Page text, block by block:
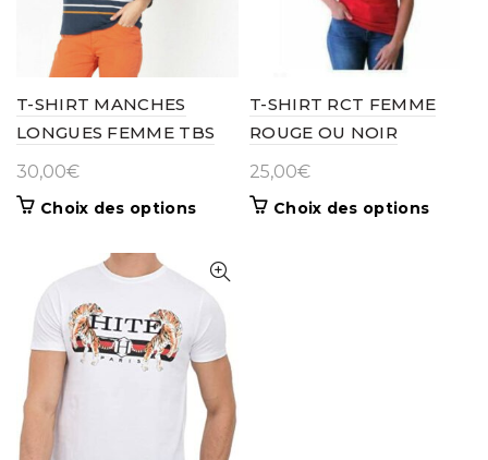
produit
page
du
T-SHIRT MANCHES
LONGUES FEMME TBS
30,00€
Choix des optionsCe
plusieurs
variations.
Les
options
peuvent
être
choisies
sur
T-SHIRT RCT FEMME
ROUGE OU NOIR
25,00€
Choix des optionsCe